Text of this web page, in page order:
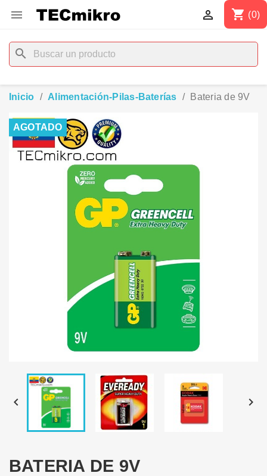
 shopping_cart (0)

search
Inicio Alimentación-Pilas-Baterías Bateria de 9V
AGOTADO
 
BATERIA DE 9V